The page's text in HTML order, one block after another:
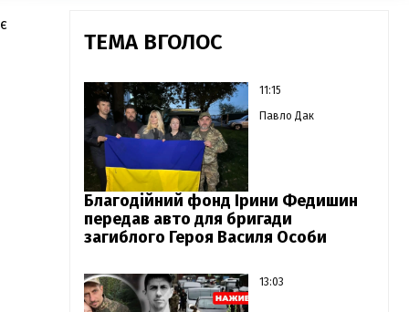
ТЕМА ВГОЛОС
11:15
Павло Дак
Благодійний фонд Ірини Федишин
передав авто для бригади
загиблого Героя Василя Особи
13:03